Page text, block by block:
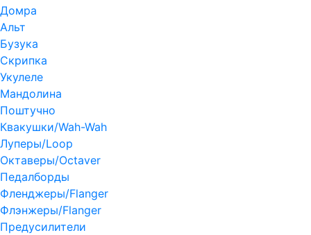
Домра
Альт
Бузука
Скрипка
Укулеле
Мандолина
Поштучно
Квакушки/Wah-Wah
Луперы/Loop
Октаверы/Octaver
Педалборды
Фленджеры/Flanger
Флэнжеры/Flanger
Предусилители